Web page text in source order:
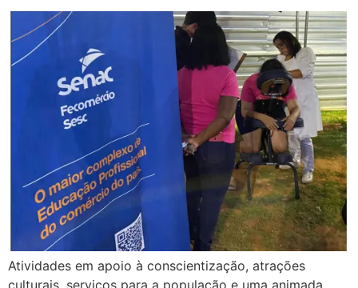
Atividades em apoio à conscientização, atrações